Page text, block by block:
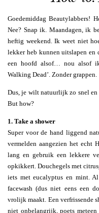
Goedemiddag Beautylabbers!
Nee? Snap ik. Maandagen, ik
heftig weekend. Ik weet niet
lekker heb kunnen uitslapen en
een hoofd alsof… nou alsof
Walking Dead’. Zonder grappen.
Dus, je wilt natuurlijk zo snel en
But how?
1. Take a shower
Super voor de hand liggend
vermelden aangezien het echt
lang en gebruik een lekkere
opkikkert. Douchegels met
iets met eucalyptus en mint.
facewash (dus niet eens een
vrolijk maakt. Een verfrissende
niet onbelangrijk, poets